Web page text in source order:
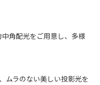
角配光をご用意し、多様
ムラのない美しい投影光を